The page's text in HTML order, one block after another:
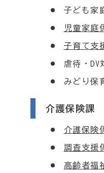
子ども家
児童家庭
子育て支
虐待・DV
みどり保
介護保険課
介護保険
調査支援
高齢者福